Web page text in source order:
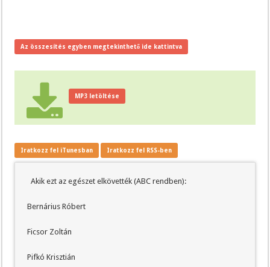
Az összesítés egyben megtekinthető ide kattintva
MP3 letöltése
Iratkozz fel iTunesban Iratkozz fel RSS-ben
Akik ezt az egészet elkövették (ABC rendben):
Bernárius Róbert
Ficsor Zoltán
Pifkó Krisztián